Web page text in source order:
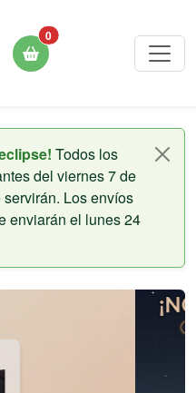
0
Todos los
del viernes 7 de
Los envíos
enviarán el lunes 24